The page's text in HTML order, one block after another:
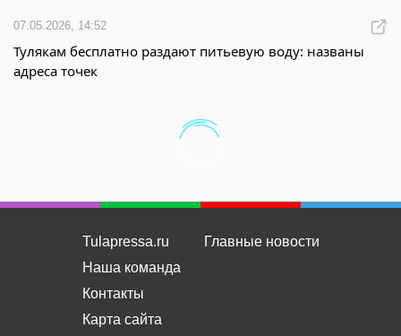
07.05.2026, 14:52
Тулякам бесплатно раздают питьевую воду: названы
адреса точек
Tulapressa.ru
Наша команда
Контакты
Карта сайта
Главные новости